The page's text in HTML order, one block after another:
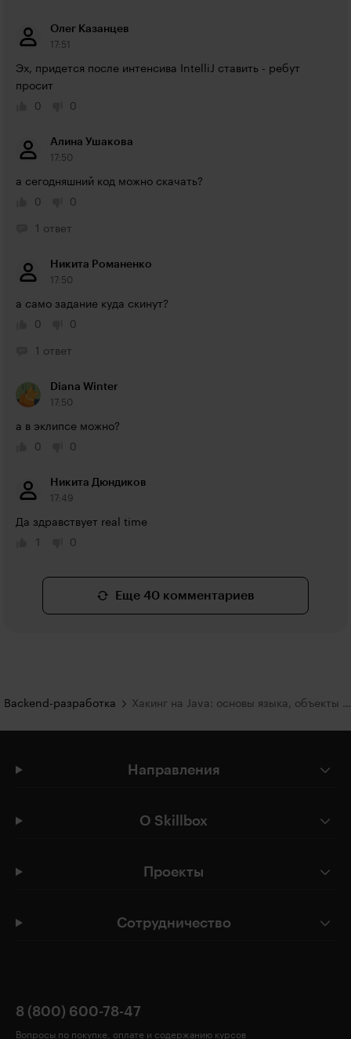
Олег Казанцев
17:51
Эх, придется после интенсива IntelliJ ставить - ребут
просит
0
0
Алина Ушакова
17:50
а сегодняшний код можно скачать?
0
0
1 ответ
Никита Романенко
17:50
а само задание куда скинут?
0
0
1 ответ
Diana Winter
17:50
а в эклипсе можно?
0
0
Никита Дюндиков
17:49
Да здравствует real time
1
0
Еще 40 комментариев
Backend-разработка Хакинг на Java: основы языка, объекты и классы
Направления
О Skillbox
Проекты
Сотрудничество
8 (800) 600-78-47
Вопросы по покупке, оплате и содержанию курсов